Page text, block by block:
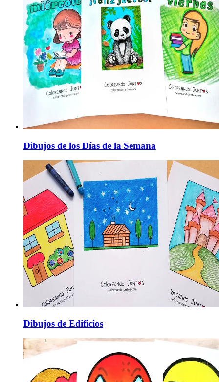
Dibujos de los Días de la Semana
Dibujos de Edificios